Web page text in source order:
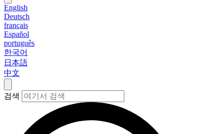
English
Deutsch
français
Español
português
한국어
日本語
中文
검색